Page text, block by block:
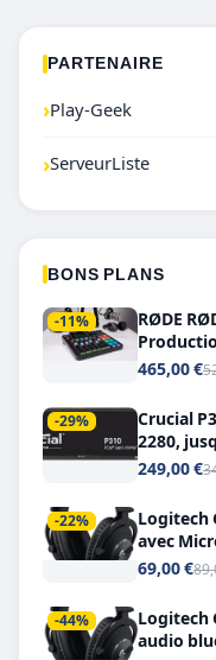
PARTENAIRE
›Play-Geek
›ServeurListe
BONS PLANS
-11%
RØDE
Double
465,00 €
-29%
Crucial
2280,
249,00 €
-22%
Logitech
avec
69,00 €
-44%
Logitech
audio